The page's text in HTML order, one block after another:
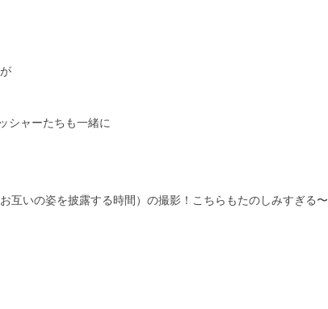
シャーたちも一緒に
互いの姿を披露する時間）の撮影！こちらもたのしみすぎる〜